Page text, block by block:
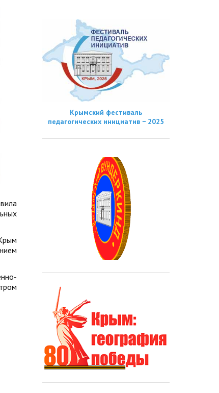
Крымский фестиваль
педагогических инициатив − 2025